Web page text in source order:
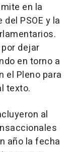
en la
PSOE y la
dejar
en torno a
el Pleno para
texto.
al
año la fecha